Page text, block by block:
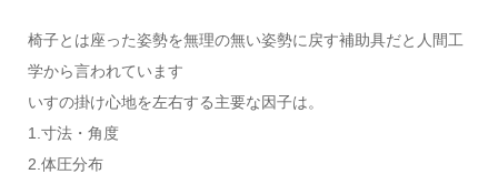
椅子とは座った姿勢を無理の無い姿勢に戻す補助具だと人間工
学から言われています
いすの掛け心地を左右する主要な因子は。
1.寸法・角度
2.体圧分布